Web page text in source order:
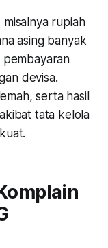
rupiah
asing banyak
pembayaran
devisa.
serta hasil
tata kelola